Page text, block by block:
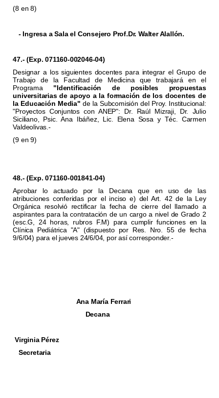
(8 en 8)
- Ingresa a Sala el Consejero Prof.Dr. Walter Alallón.
47.- (Exp. 071160-002046-04)
Designar a los siguientes docentes para integrar el Grupo de
Trabajo de la Facultad de Medicina que trabajará en el
Programa "Identificación de posibles propuestas
universitarias de apoyo a la formación de los docentes de
la Educación Media" de la Subcomisión del Proy. Institucional:
"Proyectos Conjuntos con ANEP": Dr. Raúl Mizraji, Dr. Julio
Siciliano, Psic. Ana Ibáñez, Lic. Elena Sosa y Téc. Carmen
Valdeolivas.-
(9 en 9)
48.- (Exp. 071160-001841-04)
Aprobar lo actuado por la Decana que en uso de las
atribuciones conferidas por el inciso e) del Art. 42 de la Ley
Orgánica resolvió rectificar la fecha de cierre del llamado a
aspirantes para la contratación de un cargo a nivel de Grado 2
(esc.G, 24 horas, rubros F.M) para cumplir funciones en la
Clínica Pediátrica "A" (dispuesto por Res. Nro. 55 de fecha
9/6/04) para el jueves 24/6/04, por así corresponder.-
Ana María Ferrari
Decana
Virginia Pérez
Secretaria